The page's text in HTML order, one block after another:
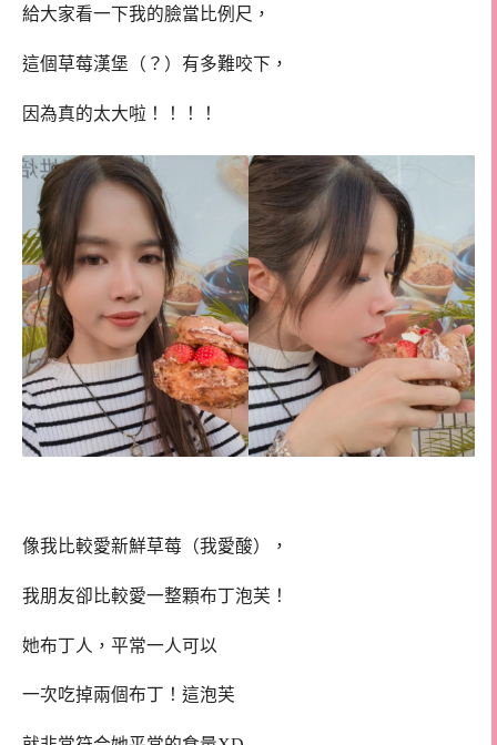
給大家看一下我的臉當比例尺，
這個草莓漢堡（？）有多難咬下，
因為真的太大啦！！！！
像我比較愛新鮮草莓（我愛酸），
我朋友卻比較愛一整顆布丁泡芙！
她布丁人，平常一人可以
一次吃掉兩個布丁！這泡芙